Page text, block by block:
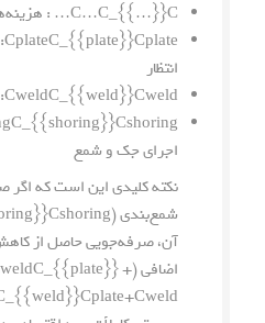
C…C_{{…}}C
…
:
CplateC_{{plate}}Cplate
انتظار
CweldC_{{weld}}Cweld
Cshoring
اجرای جک و شمع
نکته کلیدی این است که
شمع‌بندی (
Cshoring
آن، صرفه‌جویی حاصل از
اضافی (+
Cplate+Cweld